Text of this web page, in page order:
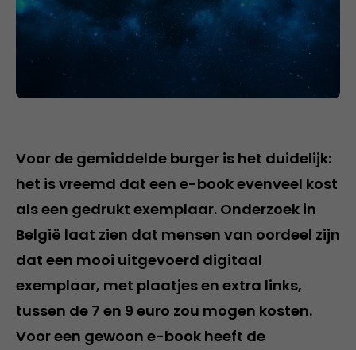
Voor de gemiddelde burger is het duidelijk:
het is vreemd dat een e-book evenveel kost
als een gedrukt exemplaar. Onderzoek in
België laat zien dat mensen van oordeel zijn
dat een mooi uitgevoerd digitaal
exemplaar, met plaatjes en extra links,
tussen de 7 en 9 euro zou mogen kosten.
Voor een gewoon e-book heeft de